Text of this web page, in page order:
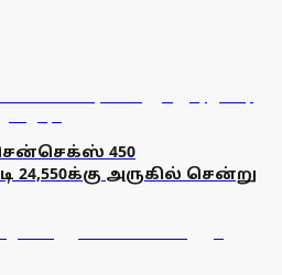
450
24,550க்கு அருகில் சென்று